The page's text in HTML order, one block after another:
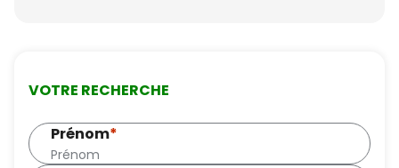
VOTRE RECHERCHE
Prénom*